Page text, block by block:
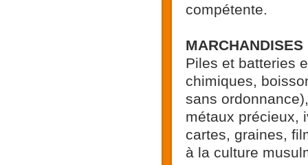
compétente.
Piles et batteries
chimiques,
sans
métaux précieux,
cartes, graines,
à la culture